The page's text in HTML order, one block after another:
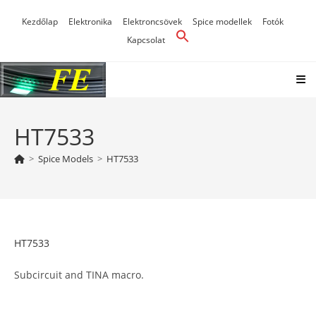
Kezdőlap Elektronika Elektroncsövek Spice modellek
Fotók
Kapcsolat
HT7533
> Spice Models > HT7533
HT7533
Subcircuit and TINA macro.